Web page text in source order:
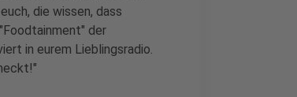
die wissen, dass
der
in eurem Lieblingsradio.